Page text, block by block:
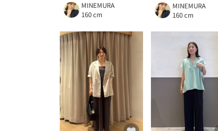
MINEMURA
160 cm
MINEMURA
160 cm